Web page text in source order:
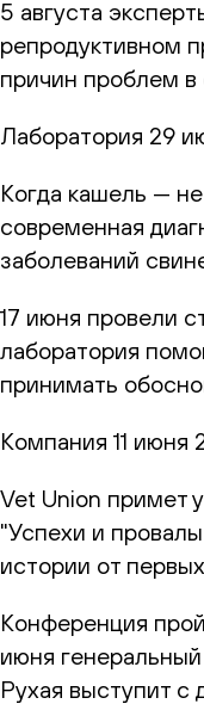
5 августа
репродуктивном
причин проблем в
Лаборатория 29
Когда кашель —
современная
заболеваний
17 июня провели
лаборатория
принимать
Компания 11 июня
Vet Union примет
"Успехи и
истории от
Конференция
июня
Рухая выступит с